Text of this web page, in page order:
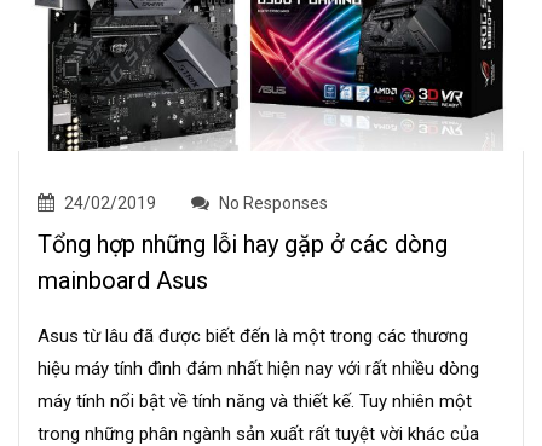
24/02/2019 No Responses
Tổng hợp những lỗi hay gặp ở các dòng
mainboard Asus
Asus từ lâu đã được biết đến là một trong các thương
hiệu máy tính đình đám nhất hiện nay với rất nhiều dòng
máy tính nổi bật về tính năng và thiết kế. Tuy nhiên một
trong những phân ngành sản xuất rất tuyệt vời khác của